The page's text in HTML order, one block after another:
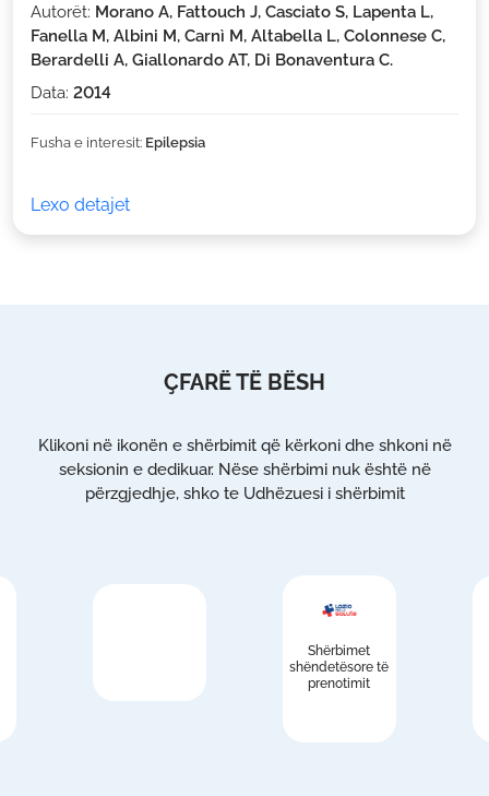
Autorët: Morano A, Fattouch J, Casciato S, Lapenta L,
Fanella M, Albini M, Carnì M, Altabella L, Colonnese C,
Berardelli A, Giallonardo AT, Di Bonaventura C.
Data: 2014
Fusha e interesit: Epilepsia
Lexo detajet
ÇFARË TË BËSH
Klikoni në ikonën e shërbimit që kërkoni dhe shkoni në
seksionin e dedikuar. Nëse shërbimi nuk është në
përzgjedhje, shko te Udhëzuesi i shërbimit
Shërbimet
shëndetësore të
prenotimit